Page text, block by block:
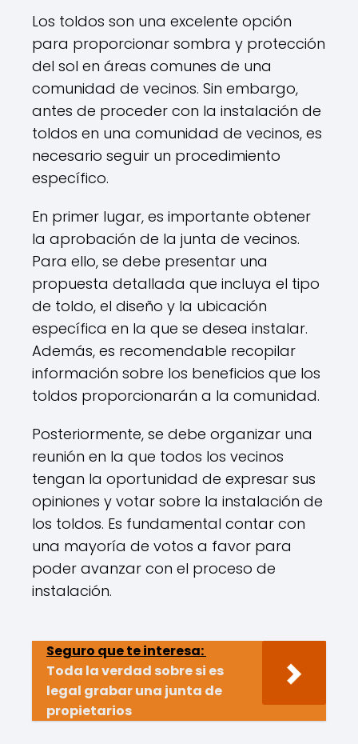
Los toldos son una excelente opción
para proporcionar sombra y protección
del sol en áreas comunes de una
comunidad de vecinos. Sin embargo,
antes de proceder con la instalación de
toldos en una comunidad de vecinos, es
necesario seguir un procedimiento
específico.
En primer lugar, es importante obtener
la aprobación de la junta de vecinos.
Para ello, se debe presentar una
propuesta detallada que incluya el tipo
de toldo, el diseño y la ubicación
específica en la que se desea instalar.
Además, es recomendable recopilar
información sobre los beneficios que los
toldos proporcionarán a la comunidad.
Posteriormente, se debe organizar una
reunión en la que todos los vecinos
tengan la oportunidad de expresar sus
opiniones y votar sobre la instalación de
los toldos. Es fundamental contar con
una mayoría de votos a favor para
poder avanzar con el proceso de
instalación.
Seguro que te interesa:
Toda la verdad sobre si es
legal grabar una junta de
propietarios